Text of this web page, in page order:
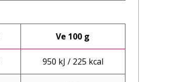
Ve 100 g
950 kJ / 225 kcal